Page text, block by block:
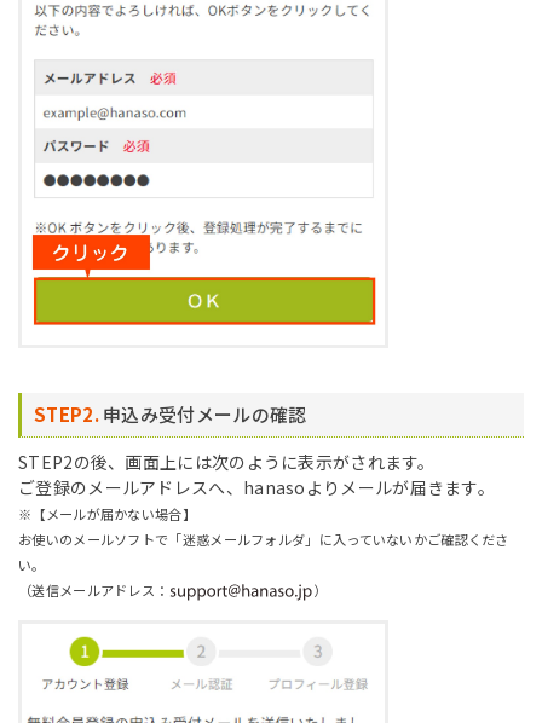
STEP2.申込み受付メールの確認
STEP2の後、画面上には次のように表示がされます。
ご登録のメールアドレスへ、hanasoよりメールが届きます。
※【メールが届かない場合】
お使いのメールソフトで「迷惑メールフォルダ」に入っていないかご確認くださ
い。
（送信メールアドレス：
）